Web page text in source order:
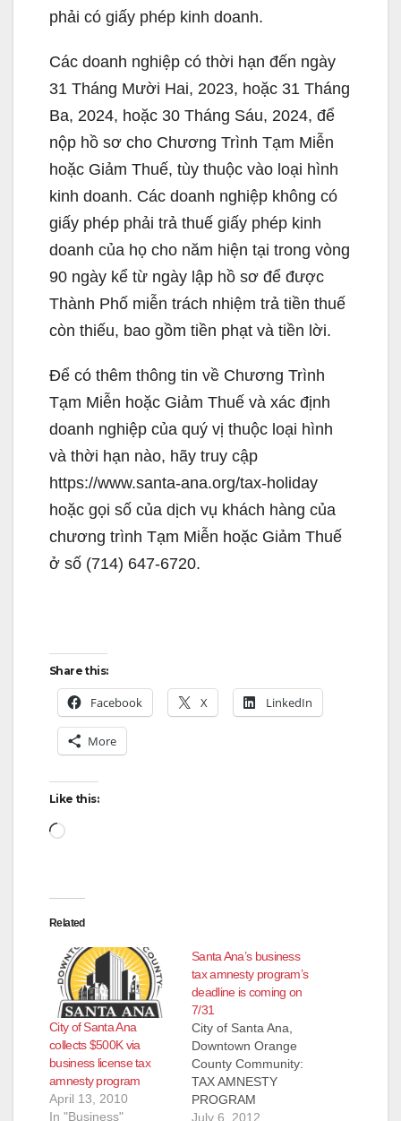
phải có giấy phép kinh doanh.
Các doanh nghiệp có thời hạn đến ngày
31 Tháng Mười Hai, 2023, hoặc 31 Tháng
Ba, 2024, hoặc 30 Tháng Sáu, 2024, để
nộp hồ sơ cho Chương Trình Tạm Miễn
hoặc Giảm Thuế, tùy thuộc vào loại hình
kinh doanh. Các doanh nghiệp không có
giấy phép phải trả thuế giấy phép kinh
doanh của họ cho năm hiện tại trong vòng
90 ngày kể từ ngày lập hồ sơ để được
Thành Phố miễn trách nhiệm trả tiền thuế
còn thiếu, bao gồm tiền phạt và tiền lời.
Để có thêm thông tin về Chương Trình
Tạm Miễn hoặc Giảm Thuế và xác định
doanh nghiệp của quý vị thuộc loại hình
và thời hạn nào, hãy truy cập
https://www.santa-ana.org/tax-holiday
hoặc gọi số của dịch vụ khách hàng của
chương trình Tạm Miễn hoặc Giảm Thuế
ở số (714) 647-6720.
Share this:
Facebook X LinkedIn
More
Like this:
Loading…
Related
City of Santa Ana
collects $500K via
business license tax
amnesty program
April 13, 2010
In "Business"
Santa Ana’s business
tax amnesty program’s
deadline is coming on
7/31
City of Santa Ana,
Downtown Orange
County Community:
TAX AMNESTY
PROGRAM
DEADLINE FAST
July 6, 2012